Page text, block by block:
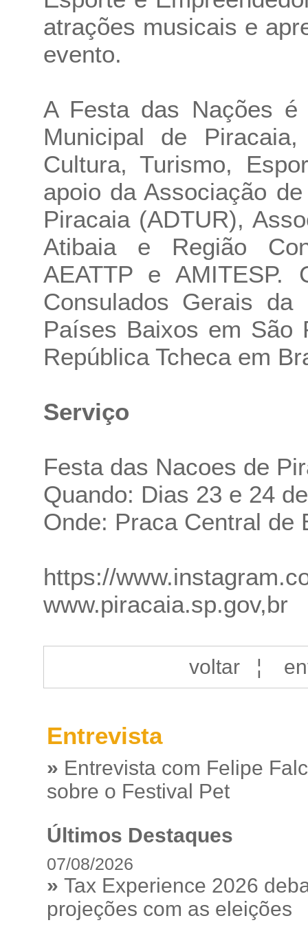
atrações musicais e
evento.
A Festa das Nações é
Municipal de
Cultura, Turismo,
apoio da Associação
Piracaia (ADTUR),
Atibaia e Região
AEATTP e AMITESP.
Consulados Gerais da
Países Baixos em São
República Tcheca em
Serviço
Festa das Nacoes de
Quando: Dias 23 e 24
Onde: Praca Central de
https://
www.piracaia.sp.gov,br
voltar¦
Entrevista
» Entrevista com Felipe
sobre o Festival Pet
Últimos Destaques
07/08/2026
» Tax Experience 2026
projeções com as eleições